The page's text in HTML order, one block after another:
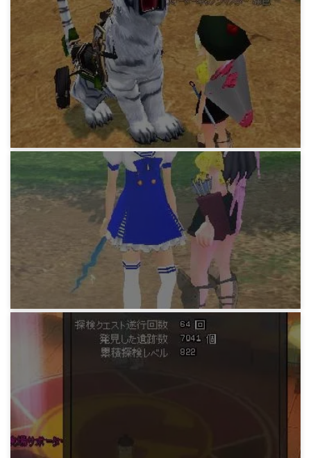
マビノギ小技データ
鋼の錬金術師タイトル収集イベント
15年前
マビノギ小技データ
騎乗可能白虎
15年前
マビノギ小技データ